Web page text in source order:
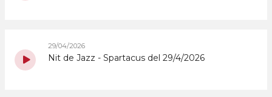
29/04/2026
Nit de Jazz - Spartacus del 29/4/2026